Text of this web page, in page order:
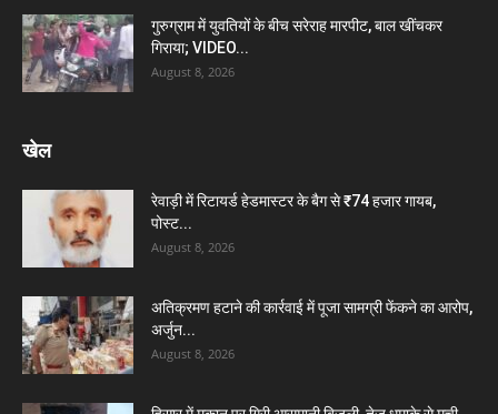
गुरुग्राम में युवतियों के बीच सरेराह मारपीट, बाल खींचकर
गिराया; VIDEO...
August 8, 2026
खेल
रेवाड़ी में रिटायर्ड हेडमास्टर के बैग से ₹74 हजार गायब,
पोस्ट...
August 8, 2026
अतिक्रमण हटाने की कार्रवाई में पूजा सामग्री फेंकने का आरोप,
अर्जुन...
August 8, 2026